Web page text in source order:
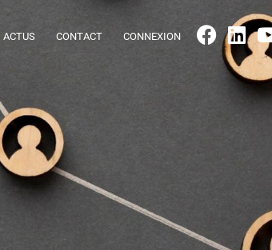
ACTUS CONTACT CONNEXION